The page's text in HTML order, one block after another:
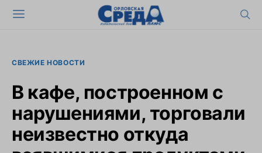
СВЕЖИЕ НОВОСТИ
В кафе, построенном с
нарушениями, торговали
неизвестно откуда